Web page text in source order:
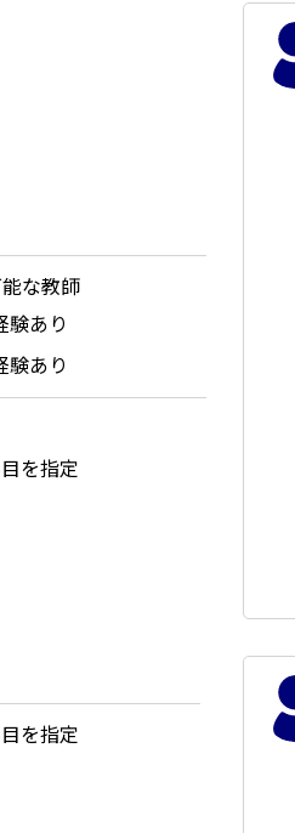
な教師
験あり
験あり
を指定
を指定